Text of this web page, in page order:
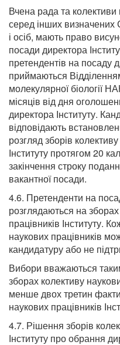
Вчена рада та колективи
серед інших визначених
і осіб, мають право
посади директора
претендентів на посаду
приймаються Відділенням
молекулярної біології
місяців від дня
директора Інституту.
відповідають
розгляд зборів
Інституту протягом 20
закінчення строку
вакантної посади.
4.6. Претенденти на
розглядаються на
працівників Інституту.
наукових працівників
кандидатуру або не
Вибори вважаються
зборах колективу
менше двох третин
наукових працівників
4.7. Рішення зборів
Інституту про обрання